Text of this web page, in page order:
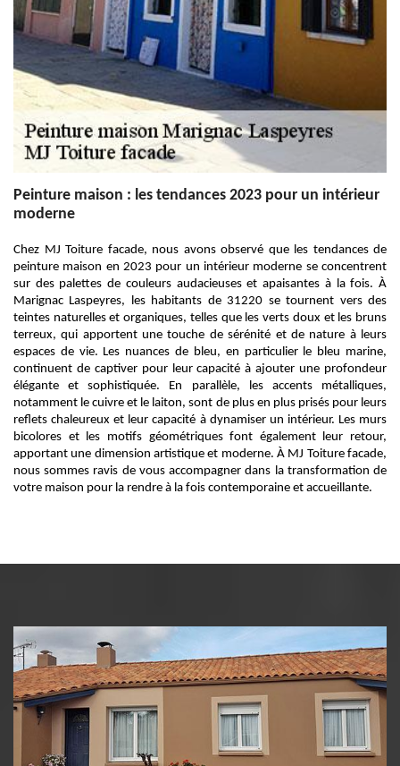
Peinture maison : les tendances 2023 pour un intérieur
moderne
Chez MJ Toiture facade, nous avons observé que les tendances de
peinture maison en 2023 pour un intérieur moderne se concentrent
sur des palettes de couleurs audacieuses et apaisantes à la fois. À
Marignac Laspeyres, les habitants de 31220 se tournent vers des
teintes naturelles et organiques, telles que les verts doux et les bruns
terreux, qui apportent une touche de sérénité et de nature à leurs
espaces de vie. Les nuances de bleu, en particulier le bleu marine,
continuent de captiver pour leur capacité à ajouter une profondeur
élégante et sophistiquée. En parallèle, les accents métalliques,
notamment le cuivre et le laiton, sont de plus en plus prisés pour leurs
reflets chaleureux et leur capacité à dynamiser un intérieur. Les murs
bicolores et les motifs géométriques font également leur retour,
apportant une dimension artistique et moderne. À MJ Toiture facade,
nous sommes ravis de vous accompagner dans la transformation de
votre maison pour la rendre à la fois contemporaine et accueillante.